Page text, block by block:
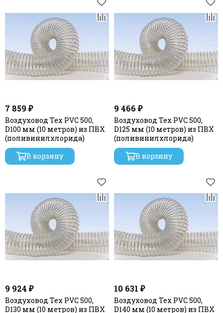
7 859 ₽
Воздуховод Tex PVC 500,
D100 мм (10 метров) из ПВХ
(поливинилхлорида)
В корзину
9 466 ₽
Воздуховод Tex PVC 500,
D125 мм (10 метров) из ПВХ
(поливинилхлорида)
В корзину
9 924 ₽
Воздуховод Tex PVC 500,
D130 мм (10 метров) из ПВХ
10 631 ₽
Воздуховод Tex PVC 500,
D140 мм (10 метров) из ПВХ